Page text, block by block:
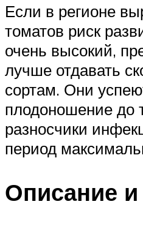
Если в регионе
томатов риск
очень высокий,
лучше отдавать
сортам. Они
плодоношение до
разносчики
период
Описание